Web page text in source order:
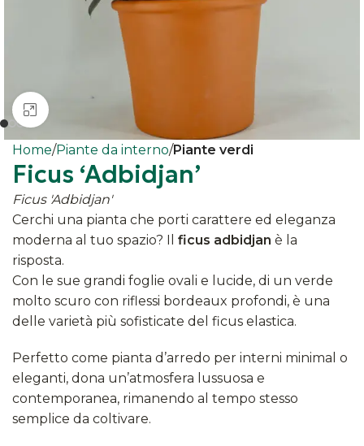
Clicca per ingrandire
Home Piante da interno Piante verdi
Ficus ‘Adbidjan’
Ficus 'Adbidjan'
Cerchi una pianta che porti carattere ed eleganza
moderna al tuo spazio? Il ficus adbidjan è la
risposta.
Con le sue grandi foglie ovali e lucide, di un verde
molto scuro con riflessi bordeaux profondi, è una
delle varietà più sofisticate del ficus elastica.
Perfetto come pianta d’arredo per interni minimal o
eleganti, dona un’atmosfera lussuosa e
contemporanea, rimanendo al tempo stesso
semplice da coltivare.